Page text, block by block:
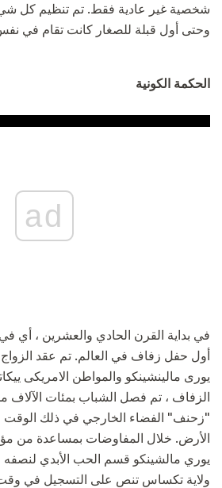
شخصية غير عادية فقط. تم تنظيم كل
وحتى أول قبلة للصغار كانت تقام في
الحكمة الكونية
ad
أول حفل زفاف في العالم. تم عقد
يورى مالينشينكو والمواطن الامريكى
الزفاف ، تم فصل الشباب بمئات الآلاف
"زحنف" الفضاء الخارجي في ذلك الوقت
الأرض. خلال المفاوضات بمساعدة من
يوري مالشينكو قسم الحب الأبدي لنصفه
ولاية تكساس تنص على التسجيل في